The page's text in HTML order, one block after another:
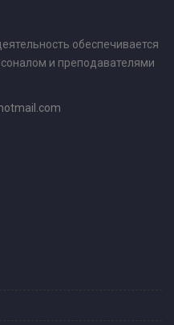
обеспечивается
и преподавателями